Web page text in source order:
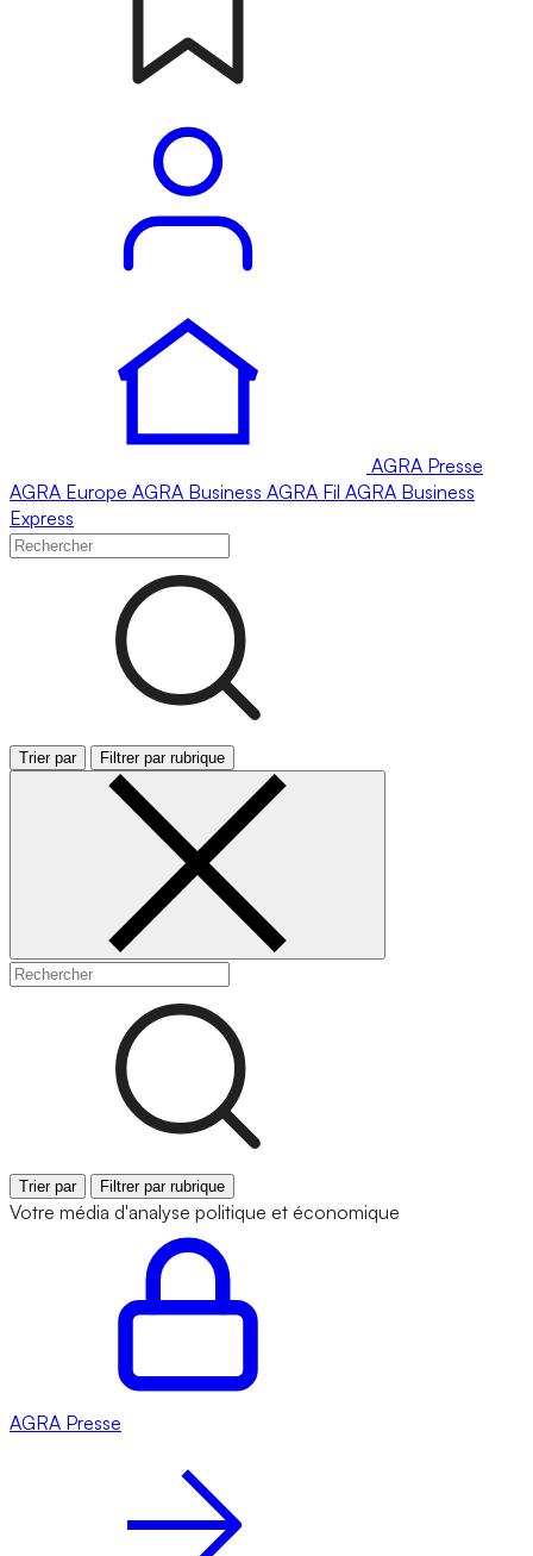
AGRA Presse
AGRA Europe AGRA Business AGRA Fil AGRA Business
Express
Trier par Filtrer par rubrique
Trier par Filtrer par rubrique
Votre média d'analyse politique et économique
AGRA Presse